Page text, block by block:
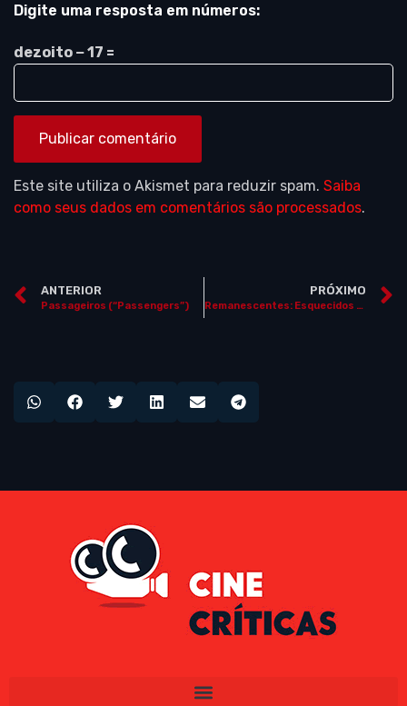
Digite uma resposta em números:
dezoito − 17 =
Este site utiliza o Akismet para reduzir spam. Saiba
como seus dados em comentários são processados.
ANTERIOR
Passageiros (“Passengers”)
PRÓXIMO
Remanescentes: Esquecidos por Deus (“The Remaining”)